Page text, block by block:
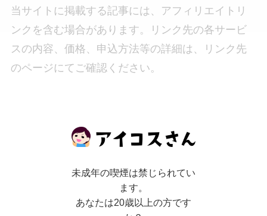
当サイトに掲載する記事には、アフィリエイトリ
ンクを含む場合があります。リンク先の各サービ
スの内容、価格、申込方法等の詳細は、リンク先
のページにてご確認ください。
12. 著作権・画像使用について
当サイトに掲載されているコンテンツ（文章、イ
ラスト、画像、動画、その他）の著作権は、当社
未成年の喫煙は禁じられてい
ます。
あなたは20歳以上の方です